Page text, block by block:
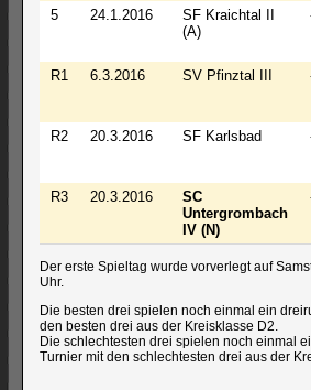
5 24.1.2016
SF Kraichtal II
(A)
R1 6.3.2016 SV Pfinztal III
R2
20.3.2016 SF Karlsbad
R3 20.3.2016
SC
Untergrombach
IV (N)
Der erste Spieltag wurde vorverlegt auf
Uhr.
Die besten drei spielen noch einmal ein
den besten drei aus der Kreisklasse D2.
Die schlechtesten drei spielen noch einmal
Turnier mit den schlechtesten drei aus der